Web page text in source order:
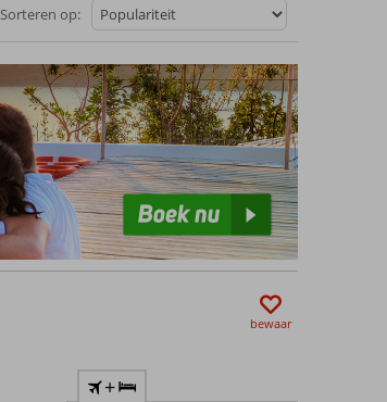
Sorteren op:
bewaar
+